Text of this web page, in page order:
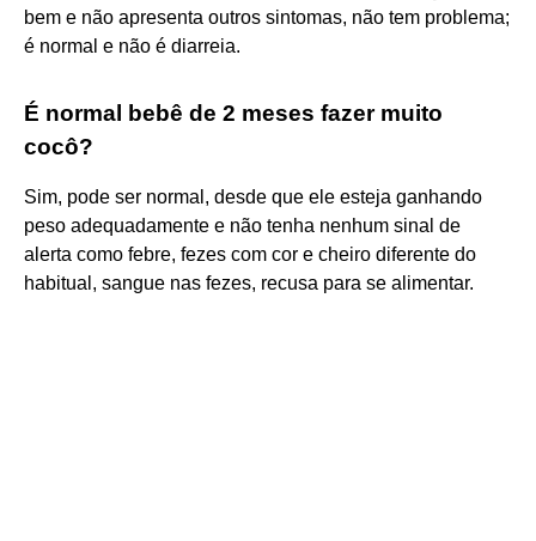
bem e não apresenta outros sintomas, não tem problema;
é normal e não é diarreia.
É normal bebê de 2 meses fazer muito
cocô?
Sim, pode ser normal, desde que ele esteja ganhando
peso adequadamente e não tenha nenhum sinal de
alerta como febre, fezes com cor e cheiro diferente do
habitual, sangue nas fezes, recusa para se alimentar.